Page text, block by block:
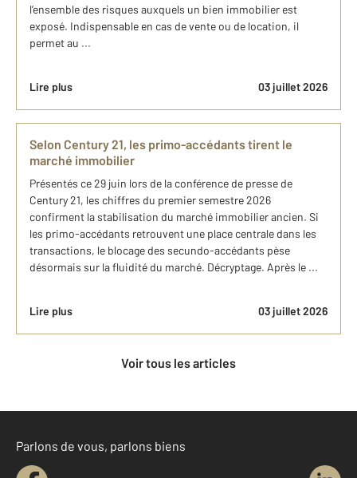
l’ensemble des risques auxquels un bien immobilier est
exposé. Indispensable en cas de vente ou de location, il
permet au ...
Lire plus 03 juillet 2026
Selon Century 21, les primo-accédants tirent le
marché immobilier
Présentés ce 29 juin lors de la conférence de presse de
Century 21, les chiffres du premier semestre 2026
confirment la stabilisation du marché immobilier ancien. Si
les primo-accédants retrouvent une place centrale dans les
transactions, le blocage des secundo-accédants pèse
désormais sur la fluidité du marché. Décryptage. Après le ...
Lire plus 03 juillet 2026
Voir tous les articles
Parlons de vous, parlons biens